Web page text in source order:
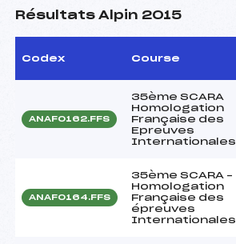
Résultats Alpin 2015
Codex Course
ANAF0162.FFS
35ème SCARA
Homologation
Française des
Epreuves
Internationales
ANAF0164.FFS
35ème SCARA –
Homologation
Française des
épreuves
Internationales